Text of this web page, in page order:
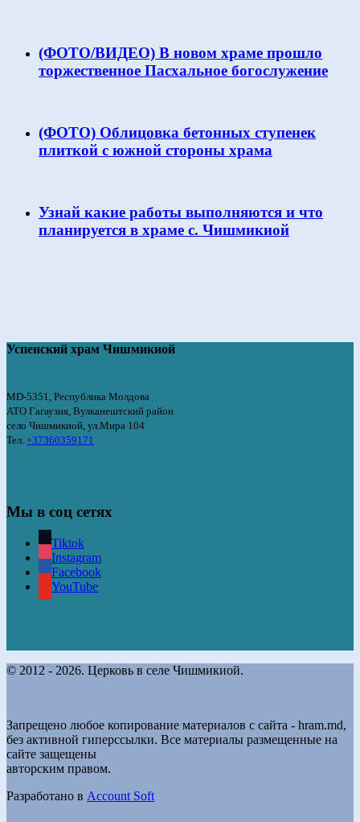
(ФОТО/ВИДЕО) В новом храме прошло
торжественное Пасхальное богослужение
(ФОТО) Облицовка бетонных ступенек
плиткой с южной стороны храма
Узнай какие работы выполняются и что
планируется в храме с. Чишмикиой
Успенский храм Чишмикиой
MD-5351, Республика Молдова
АТО Гагаузия, Вулканештский район
село Чишмикиой, ул.Мира 104
Тел. +37360359171
Мы в соц сетях
Tiktok
Instagram
Facebook
YouTube
© 2012 - 2026. Церковь в селе Чишмикиой.
Запрещено любое копирование материалов с сайта - hram.md,
без активной гиперссылки. Все материалы размещенные на
сайте защещены
авторским правом.
Разработано в Account Soft